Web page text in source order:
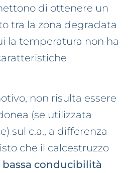
di ottenere un
tra la zona degradata
la temperatura non ha
non risulta essere
(se utilizzata
sul c.a., a differenza
che il calcestruzzo
bassa conducibilità